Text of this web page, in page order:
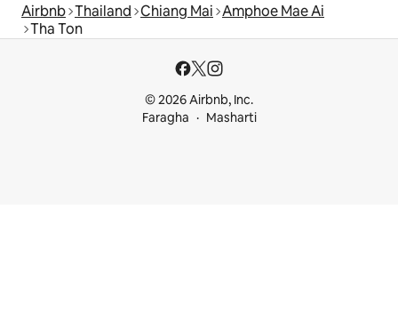
Airbnb Thailand Chiang Mai Amphoe Mae Ai
Tha Ton
© 2026 Airbnb, Inc.
Faragha
Masharti